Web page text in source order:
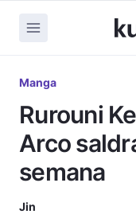
Manga
Rurouni
Arco
semana
Jin